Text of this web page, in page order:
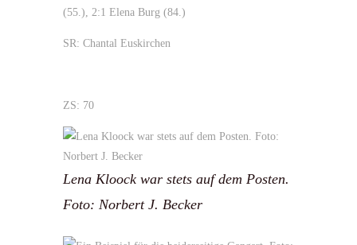
(55.), 2:1 Elena Burg (84.)
SR: Chantal Euskirchen
ZS: 70
Lena Kloock war stets auf dem Posten.
Foto: Norbert J. Becker